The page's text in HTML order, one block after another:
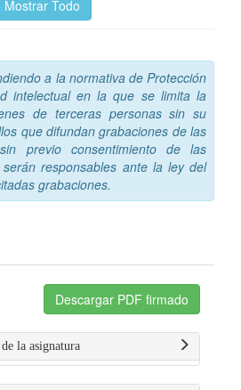
Mostrar Todo
a la normativa de Protección
intelectual en la que se limita la
de terceras personas sin su
que difundan grabaciones de las
previo consentimiento de las
responsables ante la ley del
grabaciones.
Descargar PDF firmado
la asignatura